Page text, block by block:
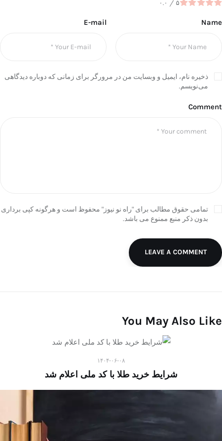
۰.۰ / ۵
Name
E-mail
ذخیره نام، ایمیل و وبسایت من در مرورگر برای زمانی که دوباره دیدگاهی
می‌نویسم.
Comment
تمامی حقوق مطالب برای "راه نو نیوز" محفوظ است و هرگونه کپی برداری
بدون ذکر منبع ممنوع می باشد.
LEAVE A COMMENT
You May Also Like
۱۴۰۴-۰۶-۰۸
شرایط خرید طلا با کد ملی اعلام شد